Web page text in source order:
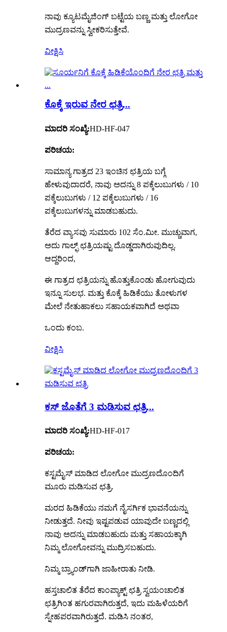
ನಾವು ಕ್ಯೂಟಮೈಜಿಂಗ್ ಬಟ್ಟೆಯ ಬಣ್ಣ ಮತ್ತು ಲೋಗೋ
ಮುದ್ರಣವನ್ನು ಸ್ವೀಕರಿಸುತ್ತೇವೆ.
ವೀಕ್ಷಿಸಿ
ಕೊಕ್ಕೆ ಇರುವ ನೇರ ಛತ್ರಿ...
ಮಾದರಿ ಸಂಖ್ಯೆ:HD-HF-047
ಪರಿಚಯ:
ಸಾಮಾನ್ಯ ಗಾತ್ರದ 23 ಇಂಚಿನ ಛತ್ರಿಯ ಬಗ್ಗೆ
ಹೇಳುವುದಾದರೆ, ನಾವು ಅದನ್ನು 8 ಪಕ್ಕೆಲುಬುಗಳು / 10
ಪಕ್ಕೆಲುಬುಗಳು / 12 ಪಕ್ಕೆಲುಬುಗಳು / 16
ಪಕ್ಕೆಲುಬುಗಳನ್ನು ಮಾಡಬಹುದು.
ತೆರೆದ ವ್ಯಾಸವು ಸುಮಾರು 102 ಸೆಂ.ಮೀ. ಮುಚ್ಚುವಾಗ,
ಅದು ಗಾಲ್ಫ್ ಛತ್ರಿಯಷ್ಟು ದೊಡ್ಡದಾಗಿರುವುದಿಲ್ಲ.
ಆದ್ದರಿಂದ,
ಈ ಗಾತ್ರದ ಛತ್ರಿಯನ್ನು ಹೊತ್ತುಕೊಂಡು ಹೋಗುವುದು
ಇನ್ನೂ ಸುಲಭ. ಮತ್ತು ಕೊಕ್ಕೆ ಹಿಡಿಕೆಯು ತೋಳುಗಳ
ಮೇಲೆ ನೇತುಹಾಕಲು ಸಹಾಯಕವಾಗಿದೆ ಅಥವಾ
ಒಂದು ಕಂಬ.
ವೀಕ್ಷಿಸಿ
ಕಸ್ ಜೊತೆಗೆ 3 ಮಡಿಸುವ ಛತ್ರಿ...
ಮಾದರಿ ಸಂಖ್ಯೆ:HD-HF-017
ಪರಿಚಯ:
ಕಸ್ಟಮೈಸ್ ಮಾಡಿದ ಲೋಗೋ ಮುದ್ರಣದೊಂದಿಗೆ
ಮೂರು ಮಡಿಸುವ ಛತ್ರಿ.
ಮರದ ಹಿಡಿಕೆಯು ನಮಗೆ ನೈಸರ್ಗಿಕ ಭಾವನೆಯನ್ನು
ನೀಡುತ್ತದೆ. ನೀವು ಇಷ್ಟಪಡುವ ಯಾವುದೇ ಬಣ್ಣದಲ್ಲಿ
ನಾವು ಅದನ್ನು ಮಾಡಬಹುದು ಮತ್ತು ಸಹಾಯಕ್ಕಾಗಿ
ನಿಮ್ಮ ಲೋಗೋವನ್ನು ಮುದ್ರಿಸಬಹುದು.
ನಿಮ್ಮ ಬ್ರ್ಯಾಂಡ್‌ಗಾಗಿ ಜಾಹೀರಾತು ನೀಡಿ.
ಹಸ್ತಚಾಲಿತ ತೆರೆದ ಕಾಂಪ್ಯಾಕ್ಟ್ ಛತ್ರಿ ಸ್ವಯಂಚಾಲಿತ
ಛತ್ರಿಗಿಂತ ಹಗುರವಾಗಿರುತ್ತದೆ, ಇದು ಮಹಿಳೆಯರಿಗೆ
ಸ್ನೇಹಪರವಾಗಿರುತ್ತದೆ. ಮಡಿಸಿ ನಂತರ,